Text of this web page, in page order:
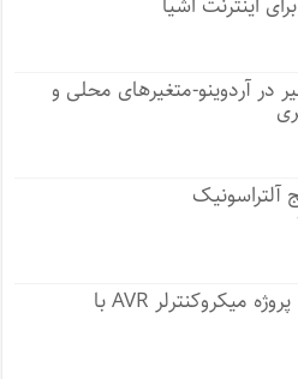
در آردوینو-متغیرهای محلی و
آلتراسونیک
دانلود کتاب 11 پروژه میکروکنترلر AVR با